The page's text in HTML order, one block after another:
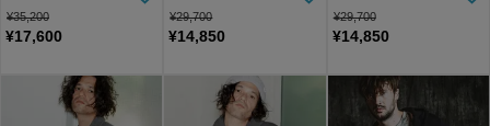
¥35,200
¥17,600
¥29,700
¥14,850
¥29,700
¥14,850